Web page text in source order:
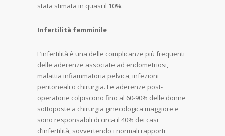
stata stimata in quasi il 10%.
Infertilità femminile
L’infertilità è una delle complicanze più frequenti
delle aderenze associate ad endometriosi,
malattia infiammatoria pelvica, infezioni
peritoneali o chirurgia. Le aderenze post-
operatorie colpiscono fino al 60-90% delle donne
sottoposte a chirurgia ginecologica maggiore e
sono responsabili di circa il 40% dei casi
d’infertilità, sovvertendo i normali rapporti